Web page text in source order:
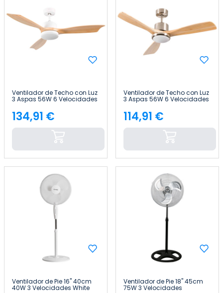
Ventilador de Techo con Luz
3 Aspas 56W 6 Velocidades
Precio
134,91 €
Ventilador de Techo con Luz
3 Aspas 56W 6 Velocidades
Thinia Home
Precio
114,91 €
Ventilador de Pie 16" 40cm
40W 3 Velocidades White
Ventilador de Pie 18" 45cm
75W 3 Velocidades